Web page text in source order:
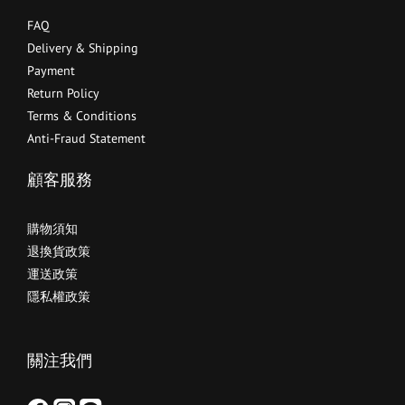
FAQ
Delivery & Shipping
Payment
Return Policy
Terms & Conditions
Anti-Fraud Statement
顧客服務
購物須知
退換貨政策
運送政策
隱私權政策
關注我們